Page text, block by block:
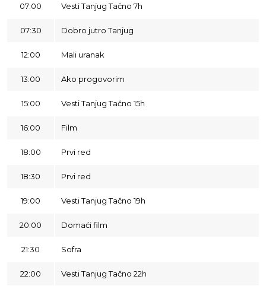
07:00 Vesti Tanjug Tačno 7h
07:30 Dobro jutro Tanjug
12:00 Mali uranak
13:00 Ako progovorim
15:00 Vesti Tanjug Tačno 15h
16:00 Film
18:00 Prvi red
18:30 Prvi red
19:00 Vesti Tanjug Tačno 19h
20:00 Domaći film
21:30 Sofra
22:00 Vesti Tanjug Tačno 22h